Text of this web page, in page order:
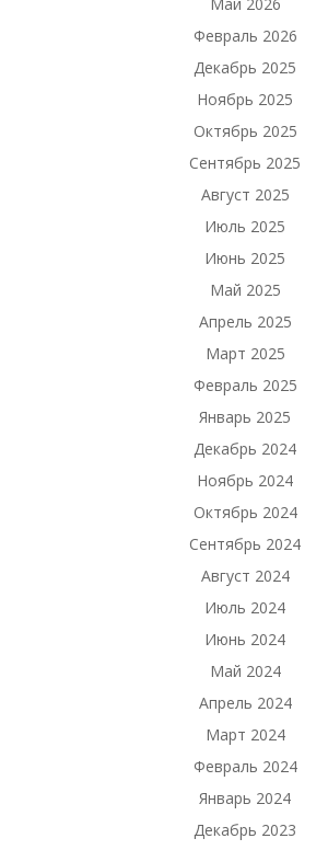
Февраль 2026
Декабрь 2025
Ноябрь 2025
Октябрь 2025
Сентябрь 2025
Август 2025
Июль 2025
Июнь 2025
Май 2025
Апрель 2025
Март 2025
Февраль 2025
Январь 2025
Декабрь 2024
Ноябрь 2024
Октябрь 2024
Сентябрь 2024
Август 2024
Июль 2024
Июнь 2024
Май 2024
Апрель 2024
Март 2024
Февраль 2024
Январь 2024
Декабрь 2023